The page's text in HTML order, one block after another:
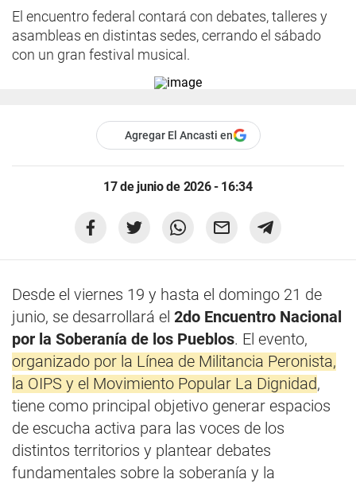
El encuentro federal contará con debates, talleres y
asambleas en distintas sedes, cerrando el sábado
con un gran festival musical.
Agregar El Ancasti en
17 de junio de 2026 - 16:34
Desde el viernes 19 y hasta el domingo 21 de
junio, se desarrollará el 2do Encuentro Nacional
por la Soberanía de los Pueblos. El evento,
organizado por la Línea de Militancia Peronista,
la OIPS y el Movimiento Popular La Dignidad,
tiene como principal objetivo generar espacios
de escucha activa para las voces de los
distintos territorios y plantear debates
fundamentales sobre la soberanía y la